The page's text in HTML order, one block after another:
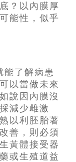
？以內膜厚
能性，似乎
了解病患
以當做未來
說因內膜沒
減少雌激
以利胚胎著
善，則必須
黃體接受器
或生殖道益